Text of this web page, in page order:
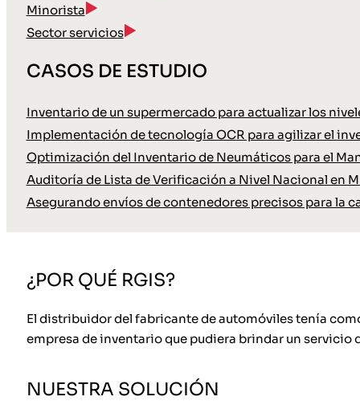
Minorista
Sector servicios
CASOS DE ESTUDIO
Inventario de un supermercado para actualizar los
Implementación de tecnología OCR para agilizar el
Optimización del Inventario de Neumáticos para el
Auditoría de Lista de Verificación a Nivel Nacional en
Asegurando envíos de contenedores precisos para la
¿POR QUÉ RGIS?
El distribuidor del fabricante de automóviles tenía
empresa de inventario que pudiera brindar un servicio
NUESTRA SOLUCIÓN